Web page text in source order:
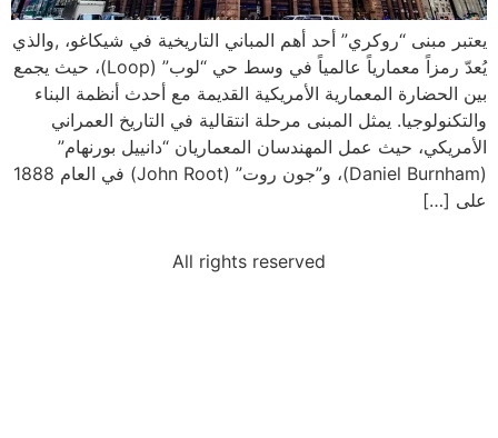
يعتبر مبنى “روكري” أحد أهم المباني التاريخية في شيكاغو، ,والذي
يُعدّ رمزاً معمارياً عالمياً في وسط حي “لوب” (Loop)، حيث يجمع
بين الحضارة المعمارية الأمريكية القديمة مع أحدث أنظمة البناء
والتكنولوجيا. يمثل المبنى مرحلة انتقالية في التاريخ العمراني
الأمريكي، حيث عمل المهندسان المعماريان “دانييل بورنهام”
(Daniel Burnham)، و”جون روت” (John Root) في العام 1888
على […]
All rights reserved